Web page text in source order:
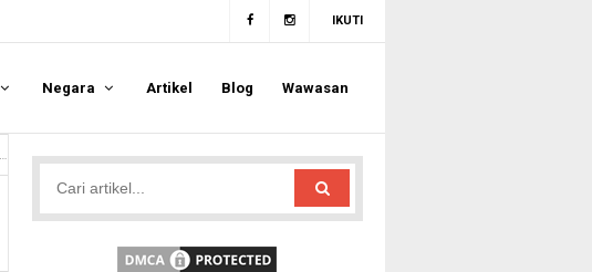
IKUTI
Negara Artikel Blog Wawasan